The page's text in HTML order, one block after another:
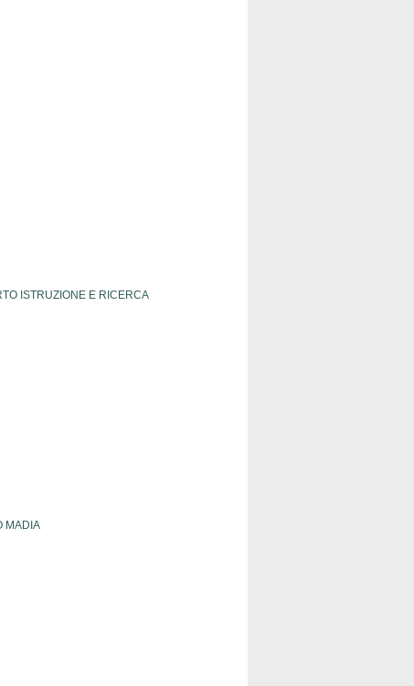
ISTRUZIONE E RICERCA
MADIA